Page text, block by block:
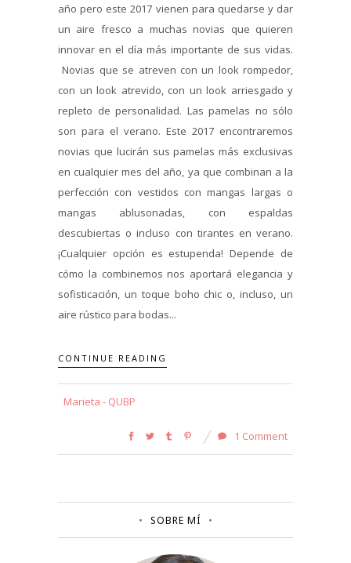
año pero este 2017 vienen para quedarse y dar
un aire fresco a muchas novias que quieren
innovar en el día más importante de sus vidas.
Novias que se atreven con un look rompedor,
con un look atrevido, con un look arriesgado y
repleto de personalidad. Las pamelas no sólo
son para el verano. Este 2017 encontraremos
novias que lucirán sus pamelas más exclusivas
en cualquier mes del año, ya que combinan a la
perfección con vestidos con mangas largas o
mangas ablusonadas, con espaldas
descubiertas o incluso con tirantes en verano.
¡Cualquier opción es estupenda! Depende de
cómo la combinemos nos aportará elegancia y
sofisticación, un toque boho chic o, incluso, un
aire rústico para bodas...
CONTINUE READING
Marieta - QUBP
1 Comment
SOBRE MÍ